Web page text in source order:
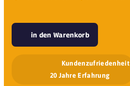
in den Warenkorb
Kundenzufriedenheit
20 Jahre Erfahrung